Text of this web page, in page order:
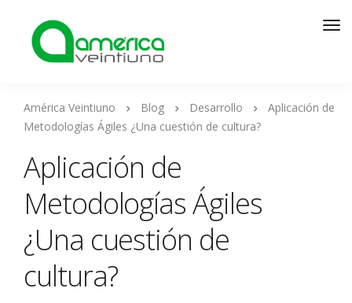
América Veintiuno Blog Desarrollo
Aplicación de
Metodologías Ágiles ¿Una cuestión de cultura?
Aplicación de
Metodologías Ágiles
¿Una cuestión de
cultura?